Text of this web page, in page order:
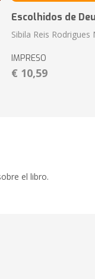
Escolhidos de
Sibila Reis
IMPRESO
€ 10,59
el libro.